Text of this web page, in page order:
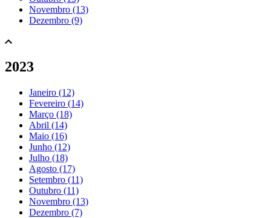
Novembro (13)
Dezembro (9)
2023
Janeiro (12)
Fevereiro (14)
Março (18)
Abril (14)
Maio (16)
Junho (12)
Julho (18)
Agosto (17)
Setembro (11)
Outubro (11)
Novembro (13)
Dezembro (7)